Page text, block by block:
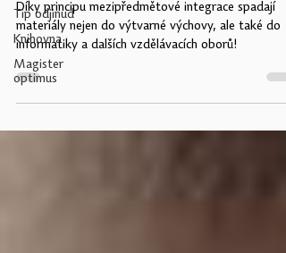
Tip odjinud
Knihovna
Magister
optimus
Díky principu mezipředmětové integrace spadají
materiály nejen do výtvarné výchovy, ale také do
informatiky a dalších vzdělávacích oborů!